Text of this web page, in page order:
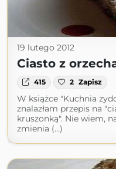
19 lutego 2012
Ciasto z
415 2 Zapisz
W książce "Kuchnia
znalazłam przepis na
kruszonką". Nie wiem,
zmienia (...)